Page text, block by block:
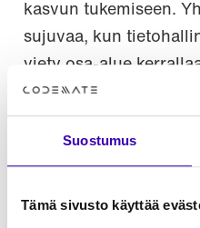
Suostumus
Tämä sivusto käyttää
kasvun tukemiseen.
sujuvaa, kun
viety osa-alue
jatkuu, ja COR Group
tulevaisuuden
Haluatko